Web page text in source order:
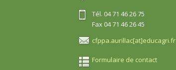
Tél. 04 71 46 26 75
Fax 04 71 46 26 45
cfppa.aurillac[at]educagri.fr
Formulaire de contact